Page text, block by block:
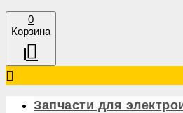
0
Корзина
Запчасти для